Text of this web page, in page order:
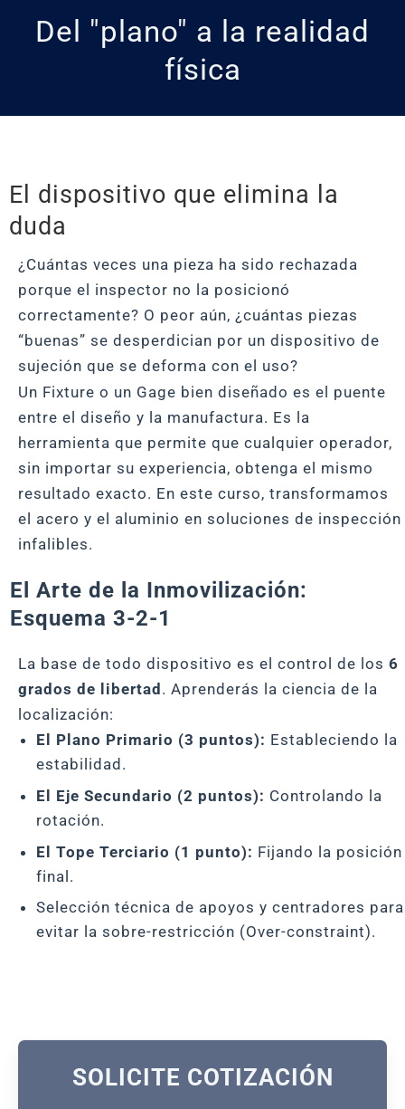
Del "plano" a la realidad
física
El dispositivo que elimina la
duda
¿Cuántas veces una pieza ha sido rechazada
porque el inspector no la posicionó
correctamente? O peor aún, ¿cuántas piezas
“buenas” se desperdician por un dispositivo de
sujeción que se deforma con el uso?
Un Fixture o un Gage bien diseñado es el puente
entre el diseño y la manufactura. Es la
herramienta que permite que cualquier operador,
sin importar su experiencia, obtenga el mismo
resultado exacto. En este curso, transformamos
el acero y el aluminio en soluciones de inspección
infalibles.
El Arte de la Inmovilización:
Esquema 3-2-1
La base de todo dispositivo es el control de los 6
grados de libertad. Aprenderás la ciencia de la
localización:
El Plano Primario (3 puntos): Estableciendo la
estabilidad.
El Eje Secundario (2 puntos): Controlando la
rotación.
El Tope Terciario (1 punto): Fijando la posición
final.
Selección técnica de apoyos y centradores para
evitar la sobre-restricción (Over-constraint).
SOLICITE COTIZACIÓN